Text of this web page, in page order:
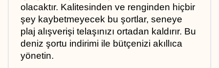
olacaktır. Kalitesinden ve renginden hiçbir
şey kaybetmeyecek bu şortlar, seneye
plaj alışverişi telaşınızı ortadan kaldırır. Bu
deniz şortu indirimi ile bütçenizi akıllıca
yönetin.